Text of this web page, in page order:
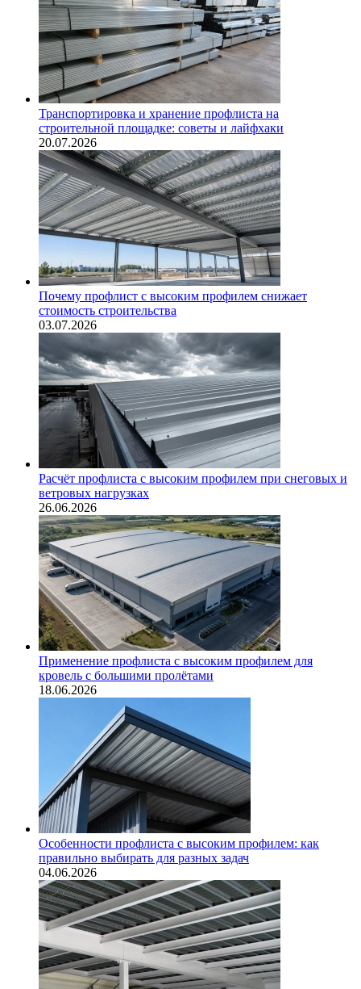
Транспортировка и хранение профлиста на
строительной площадке: советы и лайфхаки
20.07.2026
Почему профлист с высоким профилем снижает
стоимость строительства
03.07.2026
Расчёт профлиста с высоким профилем при снеговых и
ветровых нагрузках
26.06.2026
Применение профлиста с высоким профилем для
кровель с большими пролётами
18.06.2026
Особенности профлиста с высоким профилем: как
правильно выбирать для разных задач
04.06.2026